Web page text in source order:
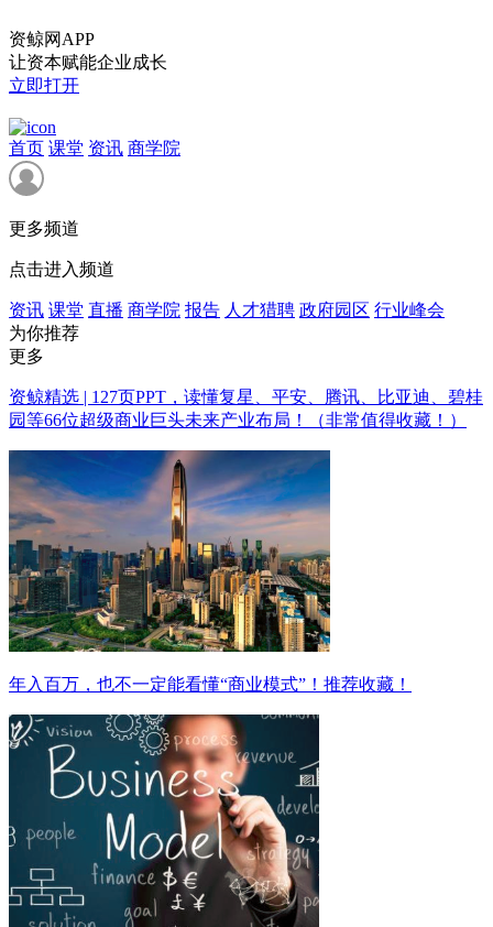
资鲸网APP
让资本赋能企业成长
立即打开
首页 课堂 资讯 商学院
更多频道
点击进入频道
资讯 课堂 直播 商学院 报告 人才猎聘 政府园区 行业峰会
为你推荐
更多
资鲸精选 | 127页PPT，读懂复星、平安、腾讯、比亚迪、碧桂
园等66位超级商业巨头未来产业布局！（非常值得收藏！）
年入百万，也不一定能看懂“商业模式”！推荐收藏！